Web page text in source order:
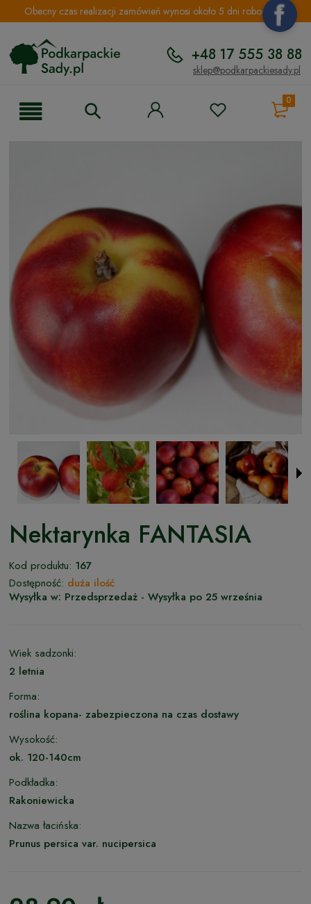
Obecny czas realizacji zamówień wynosi około 5 dni roboczych.
+48 17 555 38 88
sklep@podkarpackiesady.pl
0
Nektarynka FANTASIA
Kod produktu: 167
Dostępność: duża ilość
Wysyłka w: Przedsprzedaż - Wysyłka po 25 września
Wiek sadzonki:
2 letnia
Forma:
roślina kopana- zabezpieczona na czas dostawy
Wysokość:
ok. 120-140cm
Podkładka:
Rakoniewicka
Nazwa łacińska:
Prunus persica var. nucipersica